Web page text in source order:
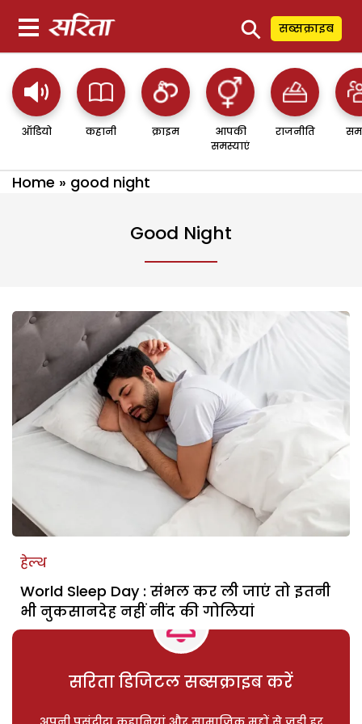
⚲ सब्सक्राइब
ऑडियो कहानी क्राइम
आपकी
समस्याएं
राजनीति
Home » good night
Good Night
हेल्थ
World Sleep Day : संभल कर ली जाएं तो इतनी
भी नुकसानदेह नहीं नींद की गोलियां
सरिता डिजिटल सब्सक्राइब करें